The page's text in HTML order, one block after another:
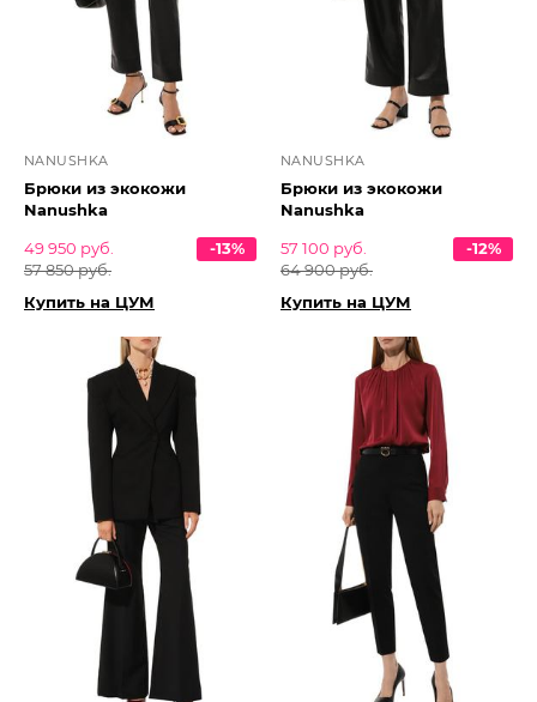
NANUSHKA
Брюки из экокожи
Nanushka
49 950 руб.
57 850 руб.
-13%
Купить на ЦУМ
NANUSHKA
Брюки из экокожи
Nanushka
57 100 руб.
64 900 руб.
-12%
Купить на ЦУМ